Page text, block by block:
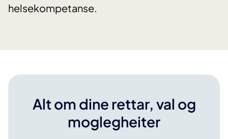
helsekompetanse.
Alt om dine rettar, val og
moglegheiter